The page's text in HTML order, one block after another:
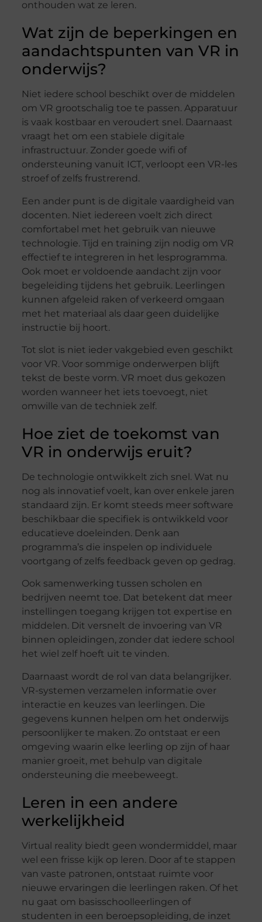
onthouden wat ze leren.
Wat zijn de beperkingen en
aandachtspunten van VR in
onderwijs?
Niet iedere school beschikt over de middelen
om VR grootschalig toe te passen. Apparatuur
is vaak kostbaar en veroudert snel. Daarnaast
vraagt het om een stabiele digitale
infrastructuur. Zonder goede wifi of
ondersteuning vanuit ICT, verloopt een VR-les
stroef of zelfs frustrerend.
Een ander punt is de digitale vaardigheid van
docenten. Niet iedereen voelt zich direct
comfortabel met het gebruik van nieuwe
technologie. Tijd en training zijn nodig om VR
effectief te integreren in het lesprogramma.
Ook moet er voldoende aandacht zijn voor
begeleiding tijdens het gebruik. Leerlingen
kunnen afgeleid raken of verkeerd omgaan
met het materiaal als daar geen duidelijke
instructie bij hoort.
Tot slot is niet ieder vakgebied even geschikt
voor VR. Voor sommige onderwerpen blijft
tekst de beste vorm. VR moet dus gekozen
worden wanneer het iets toevoegt, niet
omwille van de techniek zelf.
Hoe ziet de toekomst van
VR in onderwijs eruit?
De technologie ontwikkelt zich snel. Wat nu
nog als innovatief voelt, kan over enkele jaren
standaard zijn. Er komt steeds meer software
beschikbaar die specifiek is ontwikkeld voor
educatieve doeleinden. Denk aan
programma’s die inspelen op individuele
voortgang of zelfs feedback geven op gedrag.
Ook samenwerking tussen scholen en
bedrijven neemt toe. Dat betekent dat meer
instellingen toegang krijgen tot expertise en
middelen. Dit versnelt de invoering van VR
binnen opleidingen, zonder dat iedere school
het wiel zelf hoeft uit te vinden.
Daarnaast wordt de rol van data belangrijker.
VR-systemen verzamelen informatie over
interactie en keuzes van leerlingen. Die
gegevens kunnen helpen om het onderwijs
persoonlijker te maken. Zo ontstaat er een
omgeving waarin elke leerling op zijn of haar
manier groeit, met behulp van digitale
ondersteuning die meebeweegt.
Leren in een andere
werkelijkheid
Virtual reality biedt geen wondermiddel, maar
wel een frisse kijk op leren. Door af te stappen
van vaste patronen, ontstaat ruimte voor
nieuwe ervaringen die leerlingen raken. Of het
nu gaat om basisschoolleerlingen of
studenten in een beroepsopleiding, de inzet